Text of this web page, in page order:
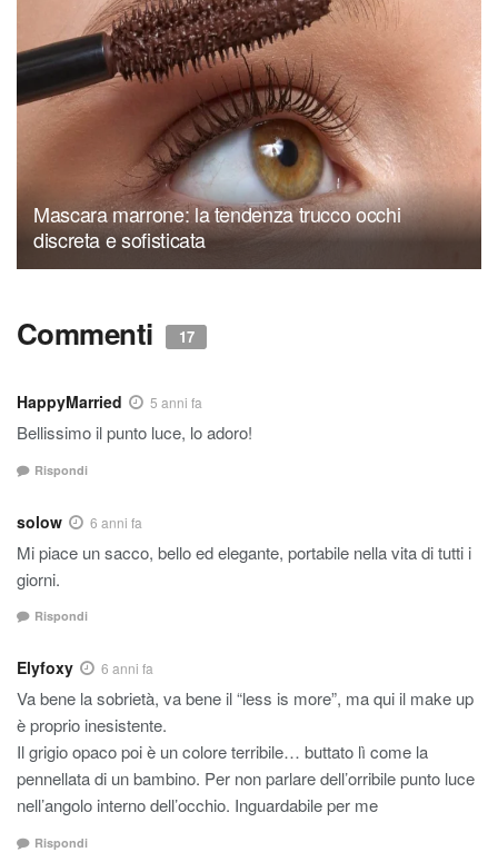
Mascara marrone: la tendenza trucco occhi
discreta e sofisticata
Commenti 17
HappyMarried 5 anni fa
Bellissimo il punto luce, lo adoro!
Rispondi
solow 6 anni fa
Mi piace un sacco, bello ed elegante, portabile nella vita di tutti i
giorni.
Rispondi
Elyfoxy 6 anni fa
Va bene la sobrietà, va bene il “less is more”, ma qui il make up
è proprio inesistente.
Il grigio opaco poi è un colore terribile… buttato lì come la
pennellata di un bambino. Per non parlare dell’orribile punto luce
nell’angolo interno dell’occhio. Inguardabile per me
Rispondi